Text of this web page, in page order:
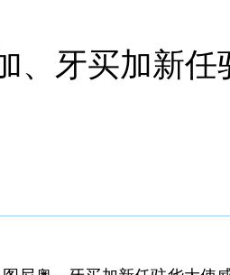
、牙买加新任